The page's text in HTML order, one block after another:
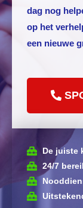
dag nog
op het
een nieuwe
De juiste
24/7